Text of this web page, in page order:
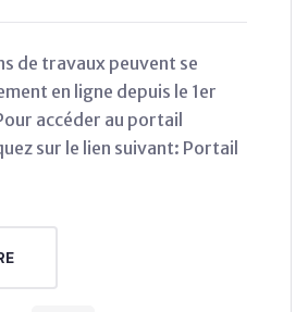
de travaux peuvent se
en ligne depuis le 1er
accéder au portail
sur le lien suivant: Portail